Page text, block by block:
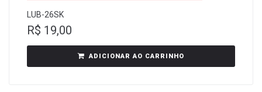
LUB-26SK
R$ 19,00
ADICIONAR AO CARRINHO